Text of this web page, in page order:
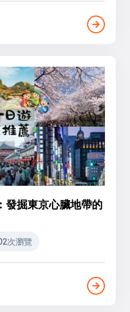
發掘東京心臟地帶的
次瀏覽